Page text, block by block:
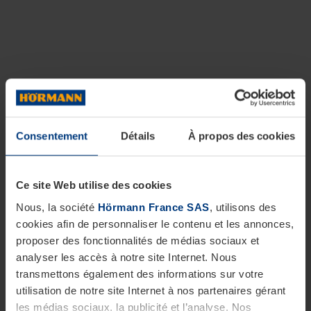
Consentement Détails À propos des cookies
Ce site Web utilise des cookies
Nous, la société Hörmann France SAS, utilisons des
cookies afin de personnaliser le contenu et les annonces,
proposer des fonctionnalités de médias sociaux et
analyser les accès à notre site Internet. Nous
transmettons également des informations sur votre
utilisation de notre site Internet à nos partenaires gérant
les médias sociaux, la publicité et l’analyse. Nos